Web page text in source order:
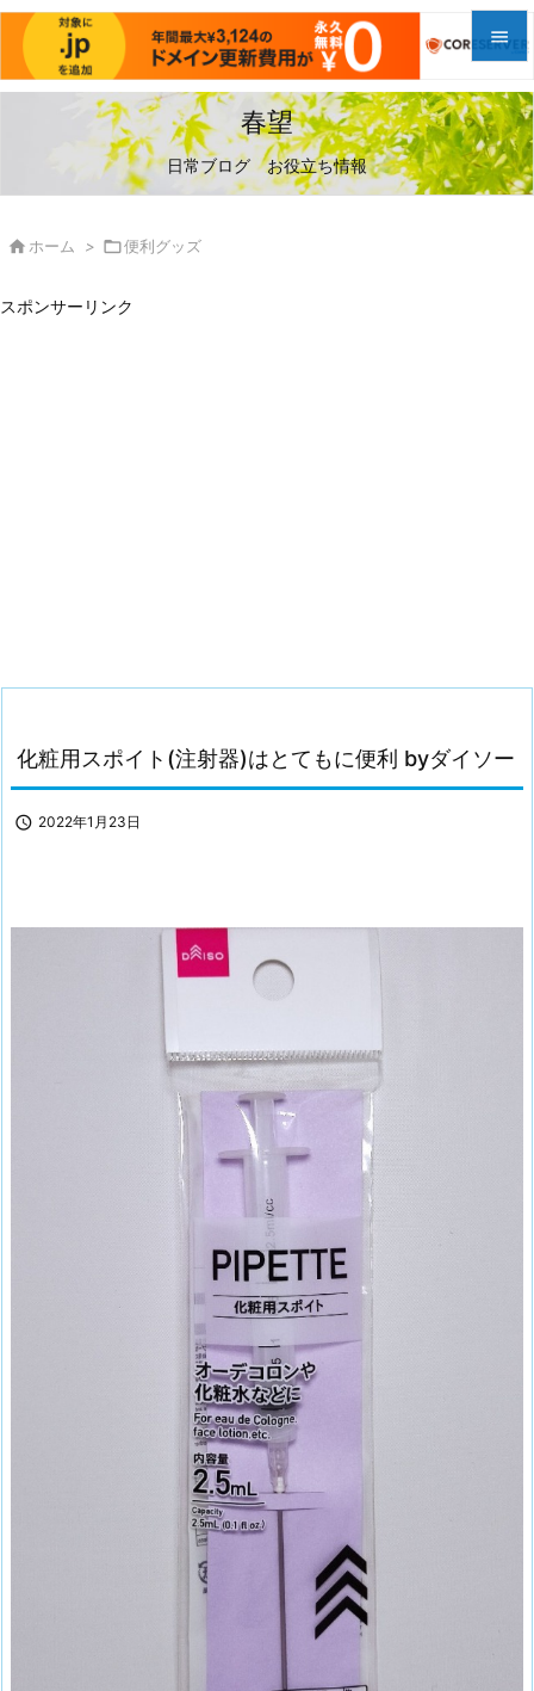
春望
日常ブログ お役立ち情報


メニュ

サイド
ホーム > 便利グッズ
スポンサーリンク
化粧用スポイト(注射器)はとてもに便利 byダイソー
 2022年1月23日